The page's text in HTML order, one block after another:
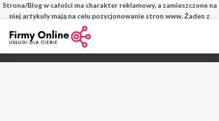
Strona/Blog w całości ma charakter reklamowy, a zamieszczone na
niej artykuły mają na celu pozycjonowanie stron www. Żaden z
wpisów nie pochodzi od użytkowników, a wszystkie zostały